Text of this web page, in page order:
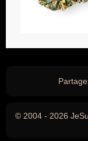
© 2004 - 2026